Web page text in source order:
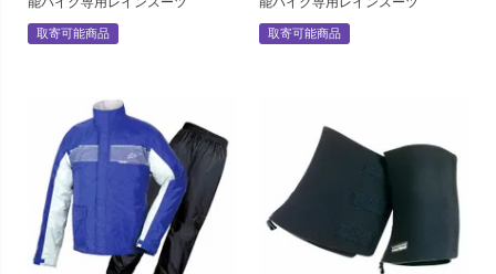
取寄可能商品 取寄可能商品